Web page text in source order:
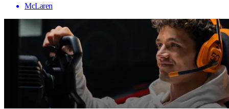
McLaren